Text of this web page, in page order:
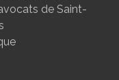
de Saint-